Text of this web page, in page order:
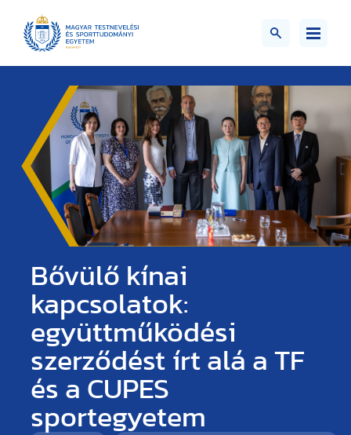
Bővülő kínai
kapcsolatok:
együttműködési
szerződést írt alá a TF
és a CUPES
sportegyetem